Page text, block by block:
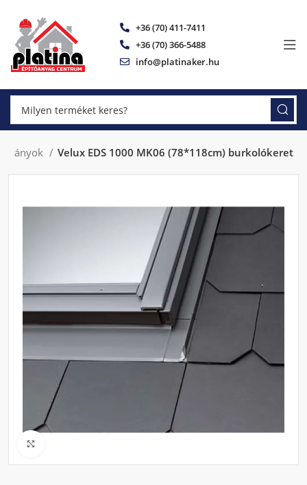
+36 (70) 411-7411
+36 (70) 366-5488
info@platinaker.hu
Velux EDS 1000 MK06 (78*118cm) burkolókeret